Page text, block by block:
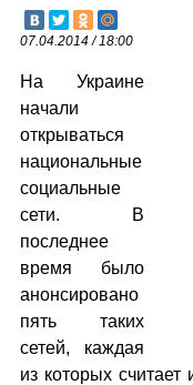
Новинки
07.04.2014 / 18:00
На Украине
начали
открываться
национальные
социальные
сети. В
последнее
время было
анонсировано
пять таких
сетей, каждая
из которых